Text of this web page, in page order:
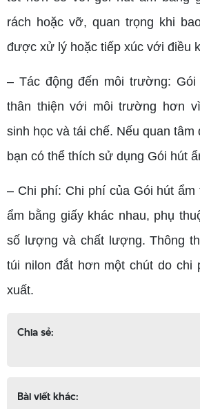
rách hoặc vỡ, quan trọng khi
được xử lý hoặc tiếp xúc với điều
– Tác động đến môi trường:
thân thiện với môi trường hơn
sinh học và tái chế. Nếu quan
bạn có thể thích sử dụng Gói hút
– Chi phí: Chi phí của Gói hút ẩm
ẩm bằng giấy khác nhau, phụ
số lượng và chất lượng. Thông
túi nilon đắt hơn một chút do chi
xuất.
Chia sẻ:
Bài viết khác: